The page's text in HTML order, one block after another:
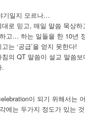
기일지 모르나…
로 믿고, 매일 말씀 묵상하
고… 하는 일들을 한 10년
는 ‘공급’을 얻지 못한다!
의 QT 말씀이 설교 말씀보
.
이 되기 위해서는
에는 두가지 정도가 있는